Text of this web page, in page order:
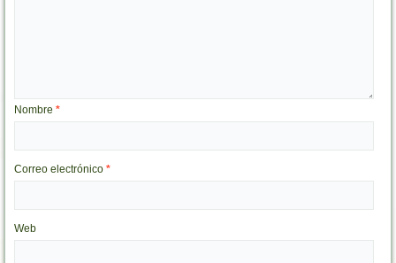
Nombre*
Correo electrónico*
Web